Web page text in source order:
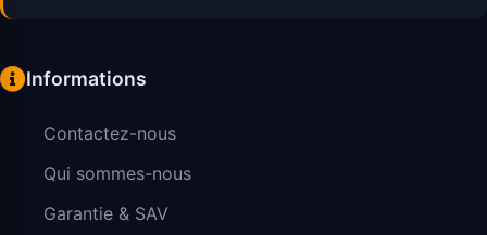
Informations
Contactez-nous
Qui sommes-nous
Garantie & SAV